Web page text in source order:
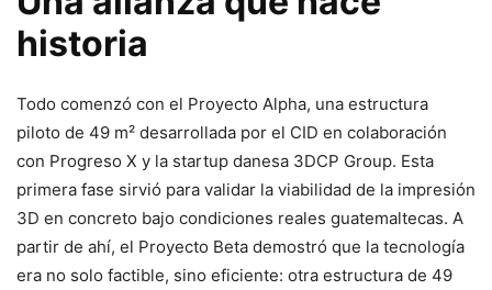
historia
Todo comenzó con el Proyecto Alpha, una estructura
piloto de 49 m² desarrollada por el CID en colaboración
con Progreso X y la startup danesa 3DCP Group. Esta
primera fase sirvió para validar la viabilidad de la impresión
3D en concreto bajo condiciones reales guatemaltecas. A
partir de ahí, el Proyecto Beta demostró que la tecnología
era no solo factible, sino eficiente: otra estructura de 49